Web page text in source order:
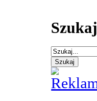
Szukaj